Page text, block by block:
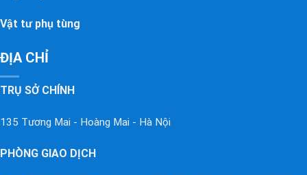
Vật tư phụ tùng
ĐỊA CHỈ
TRỤ SỞ CHÍNH
135 Tương Mai - Hoàng Mai - Hà Nội
PHÒNG GIAO DỊCH